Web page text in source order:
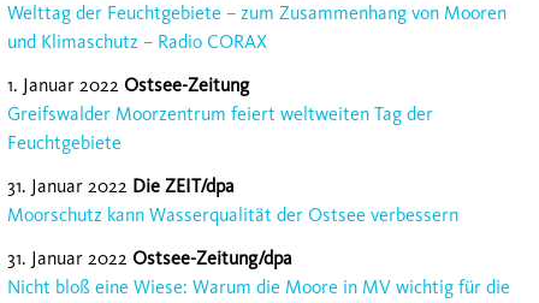
Welttag der Feuchtgebiete – zum Zusammenhang von Mooren
und Klimaschutz – Radio CORAX
1. Januar 2022 Ostsee-Zeitung
Greifswalder Moorzentrum feiert weltweiten Tag der
Feuchtgebiete
31. Januar 2022 Die ZEIT/dpa
Moorschutz kann Wasserqualität der Ostsee verbessern
31. Januar 2022 Ostsee-Zeitung/dpa
Nicht bloß eine Wiese: Warum die Moore in MV wichtig für die